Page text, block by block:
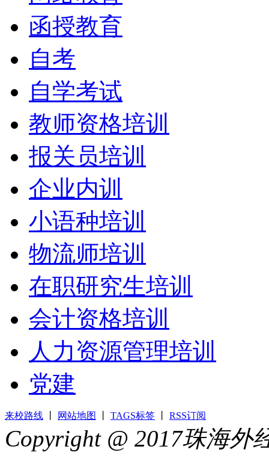
函授教育
自考
自学考试
教师资格培训
报关员培训
企业内训
小语种培训
物流师培训
在职研究生培训
会计资格培训
人力资源管理培训
党建
来校路线 网站地图 TAGS标签 RSS订阅
Copyright @ 2017珠海